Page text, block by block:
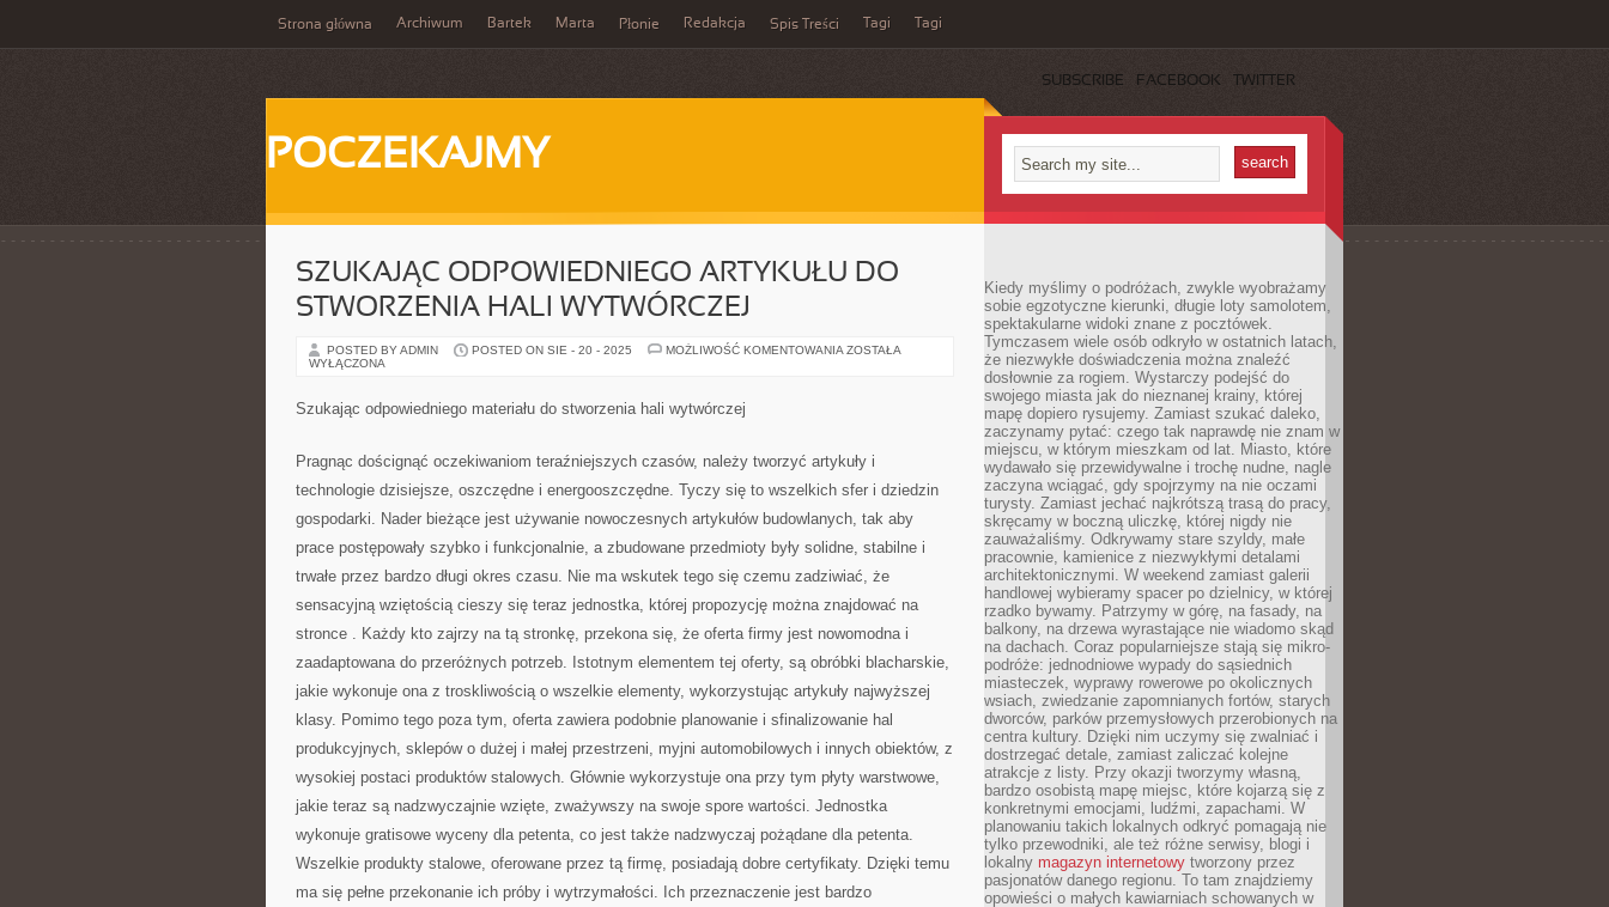
Strona główna Archiwum Bartek Marta Płonie Redakcja Spis Treści Tagi Tagi
SUBSCRIBE FACEBOOK TWITTER
POCZEKAJMY
SZUKAJĄC ODPOWIEDNIEGO ARTYKUŁU DO
STWORZENIA HALI WYTWÓRCZEJ
POSTED BY ADMIN POSTED ON SIE - 20 - 2025 MOŻLIWOŚĆ KOMENTOWANIA SZUKAJĄC
ZOSTAŁA
WYŁĄCZONA
Szukając odpowiedniego materiału do stworzenia hali wytwórczej
Pragnąc doścignąć oczekiwaniom teraźniejszych czasów, należy tworzyć artykuły i
technologie dzisiejsze, oszczędne i energooszczędne. Tyczy się to wszelkich sfer i dziedzin
gospodarki. Nader bieżące jest używanie nowoczesnych artykułów budowlanych, tak aby
prace postępowały szybko i funkcjonalnie, a zbudowane przedmioty były solidne, stabilne i
trwałe przez bardzo długi okres czasu. Nie ma wskutek tego się czemu zadziwiać, że
sensacyjną wziętością cieszy się teraz jednostka, której propozycję można znajdować na
stronce . Każdy kto zajrzy na tą stronkę, przekona się, że oferta firmy jest nowomodna i
zaadaptowana do przeróżnych potrzeb. Istotnym elementem tej oferty, są obróbki blacharskie,
jakie wykonuje ona z troskliwością o wszelkie elementy, wykorzystując artykuły najwyższej
klasy. Pomimo tego poza tym, oferta zawiera podobnie planowanie i sfinalizowanie hal
produkcyjnych, sklepów o dużej i małej przestrzeni, myjni automobilowych i innych obiektów, z
wysokiej postaci produktów stalowych. Głównie wykorzystuje ona przy tym płyty warstwowe,
jakie teraz są nadzwyczajnie wzięte, zważywszy na swoje spore wartości. Jednostka
wykonuje gratisowe wyceny dla petenta, co jest także nadzwyczaj pożądane dla petenta.
Wszelkie produkty stalowe, oferowane przez tą firmę, posiadają dobre certyfikaty. Dzięki temu
ma się pełne przekonanie ich próby i wytrzymałości. Ich przeznaczenie jest bardzo
Kiedy myślimy o podróżach, zwykle wyobrażamy
sobie egzotyczne kierunki, długie loty samolotem,
spektakularne widoki znane z pocztówek.
Tymczasem wiele osób odkryło w ostatnich latach,
że niezwykłe doświadczenia można znaleźć
dosłownie za rogiem. Wystarczy podejść do
swojego miasta jak do nieznanej krainy, której
mapę dopiero rysujemy. Zamiast szukać daleko,
zaczynamy pytać: czego tak naprawdę nie znam w
miejscu, w którym mieszkam od lat. Miasto, które
wydawało się przewidywalne i trochę nudne, nagle
zaczyna wciągać, gdy spojrzymy na nie oczami
turysty. Zamiast jechać najkrótszą trasą do pracy,
skręcamy w boczną uliczkę, której nigdy nie
zauważaliśmy. Odkrywamy stare szyldy, małe
pracownie, kamienice z niezwykłymi detalami
architektonicznymi. W weekend zamiast galerii
handlowej wybieramy spacer po dzielnicy, w której
rzadko bywamy. Patrzymy w górę, na fasady, na
balkony, na drzewa wyrastające nie wiadomo skąd
na dachach. Coraz popularniejsze stają się mikro-
podróże: jednodniowe wypady do sąsiednich
miasteczek, wyprawy rowerowe po okolicznych
wsiach, zwiedzanie zapomnianych fortów, starych
dworców, parków przemysłowych przerobionych na
centra kultury. Dzięki nim uczymy się zwalniać i
dostrzegać detale, zamiast zaliczać kolejne
atrakcje z listy. Przy okazji tworzymy własną,
bardzo osobistą mapę miejsc, które kojarzą się z
konkretnymi emocjami, ludźmi, zapachami. W
planowaniu takich lokalnych odkryć pomagają nie
tylko przewodniki, ale też różne serwisy, blogi i
lokalny magazyn internetowy tworzony przez
pasjonatów danego regionu. To tam znajdziemy
opowieści o małych kawiarniach schowanych w